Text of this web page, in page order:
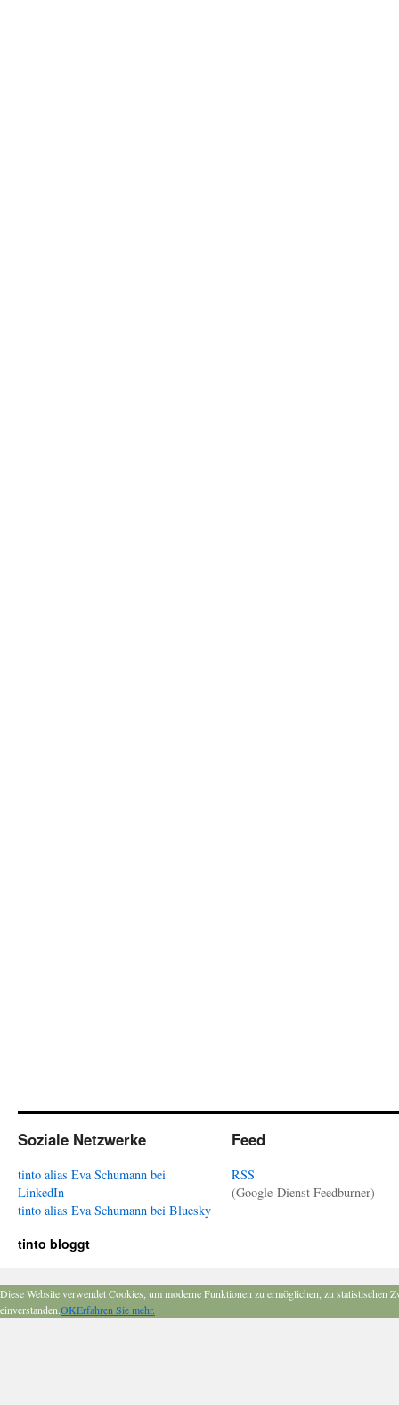
Soziale Netzwerke
tinto alias Eva Schumann bei
LinkedIn
tinto alias Eva Schumann bei Bluesky
Feed
RSS
(Google-Dienst Feedburner)
tinto bloggt
Diese Website verwendet Cookies, um moderne Funktionen zu ermöglichen, zu
einverstanden.OKErfahren Sie mehr.